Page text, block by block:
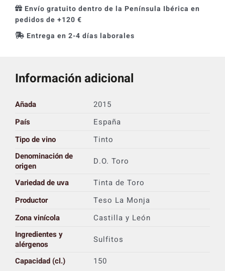
Envío gratuito dentro de la Península Ibérica en
pedidos de +120 €
Entrega en 2-4 días laborales
Información adicional
Añada
2015
País
España
Tipo de vino
Tinto
Denominación de
origen
D.O. Toro
Variedad de uva
Tinta de Toro
Productor
Teso La Monja
Zona vinícola
Castilla y León
Ingredientes y
alérgenos
Sulfitos
Capacidad (cl.)
150